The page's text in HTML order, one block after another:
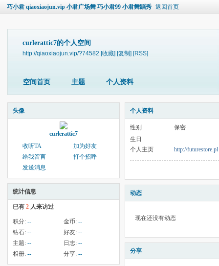
巧小君 qiaoxiaojun.vip 小君广场舞 巧小君99 小君舞蹈秀 返回首页
curlerattic7的个人空间
http://qiaoxiaojun.vip/?74582 [收藏] [复制] [RSS]
空间首页 主题 个人资料
头像
curlerattic7
收听TA
加为好友
给我留言
打个招呼
发送消息
统计信息
已有 2 人来访过
积分: -- 金币: --
钻石: -- 好友: --
主题: -- 日志: --
相册: -- 分享: --
个人资料
性别
保密
生日
个人主页
http://futurestore.pl
动态
现在还没有动态
分享